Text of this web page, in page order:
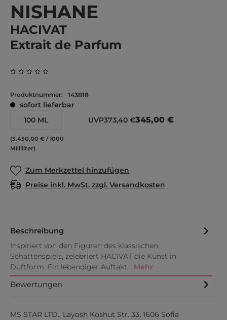
NISHANE
HACIVAT
Extrait de Parfum
Produktnummer: 143818
sofort lieferbar
100 ML
(3.450,00 € / 1000
Milliliter)
UVP373,40 €345,00 €
Zum Merkzettel hinzufügen
Preise inkl. MwSt. zzgl. Versandkosten
Beschreibung
Inspiriert von den Figuren des klassischen
Schattenspiels, zelebriert HACIVAT die Kunst in
Duftform. Ein lebendiger Auftakt… Mehr
Bewertungen
MS STAR LTD., Layosh Koshut Str. 33, 1606 Sofia